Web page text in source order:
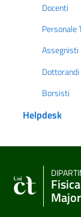
Docenti
Personale
Assegnisti
Dottorandi
Borsisti
Helpdesk